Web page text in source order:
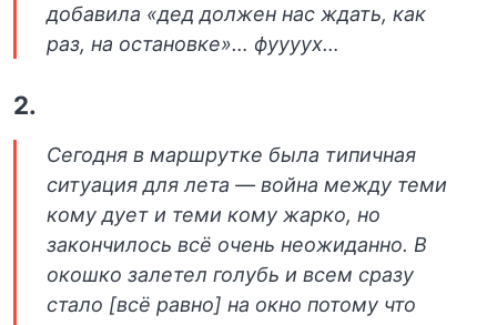
добавила «дед должен нас ждать, как
раз, на остановке»… фуууух…
2.
Сегодня в маршрутке была типичная
ситуация для лета — война между теми
кому дует и теми кому жарко, но
закончилось всё очень неожиданно. В
окошко залетел голубь и всем сразу
стало [всё равно] на окно потому что